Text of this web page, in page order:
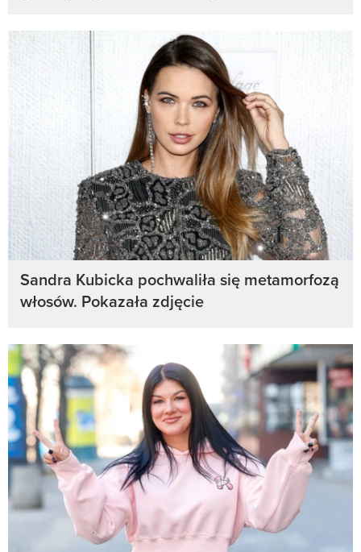
Sandra Kubicka pochwaliła się metamorfozą
włosów. Pokazała zdjęcie